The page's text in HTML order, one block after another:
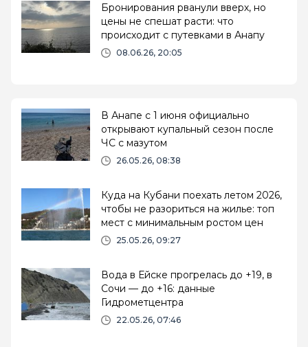
Бронирования рванули вверх, но
цены не спешат расти: что
происходит с путевками в Анапу
08.06.26, 20:05
В Анапе с 1 июня официально
открывают купальный сезон после
ЧС с мазутом
26.05.26, 08:38
Куда на Кубани поехать летом 2026,
чтобы не разориться на жилье: топ
мест с минимальным ростом цен
25.05.26, 09:27
Вода в Ейске прогрелась до +19, в
Сочи — до +16: данные
Гидрометцентра
22.05.26, 07:46